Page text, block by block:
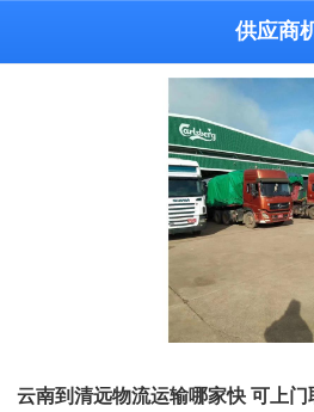
供应商
云南到清远物流运输哪家快 可上